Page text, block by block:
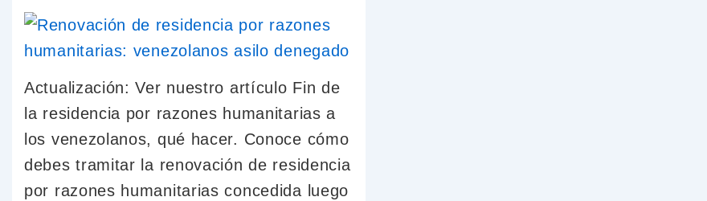
Actualización: Ver nuestro artículo Fin de
la residencia por razones humanitarias a
los venezolanos, qué hacer. Conoce cómo
debes tramitar la renovación de residencia
por razones humanitarias concedida luego